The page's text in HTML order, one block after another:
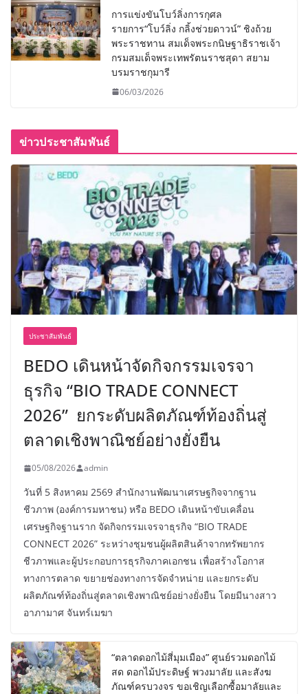
การแข่งขันโบว์ลิ่งการกุศล
รายการ“โบว์ลิ่ง กลิ้งช่วยดาวน์” ชิงถ้วย
พระราชทาน สมเด็จพระกนิษฐาธิราชเจ้า
กรมสมเด็จพระเทพรัตนราชสุดา สยาม
บรมราชกุมารี
06/03/2026
ข่าวประชาสัมพันธ์
ประชาสัมพันธ์
BEDO เดินหน้าจัดกิจกรรมเจรจา
ธุรกิจ “BIO TRADE CONNECT
2026” ยกระดับผลิตภัณฑ์ท้องถิ่นสู่
ตลาดเชิงพาณิชย์อย่างยั่งยืน
05/08/2026 admin
วันที่ 5 สิงหาคม 2569 สำนักงานพัฒนาเศรษฐกิจจากฐาน
ชีวภาพ (องค์การมหาชน) หรือ BEDO เดินหน้าขับเคลื่อน
เศรษฐกิจฐานราก จัดกิจกรรมเจรจาธุรกิจ “BIO TRADE
CONNECT 2026” ระหว่างชุมชนผู้ผลิตสินค้าจากทรัพยากร
ชีวภาพและผู้ประกอบการธุรกิจภาคเอกชน เพื่อสร้างโอกาส
ทางการตลาด ขยายช่องทางการจัดจำหน่าย และยกระดับ
ผลิตภัณฑ์ท้องถิ่นสู่ตลาดเชิงพาณิชย์อย่างยั่งยืน โดยมีนางสาว
อาภามาศ จันทร์เมฆา
“ตลาดดอกไม้สี่มุมเมือง” ศูนย์รวมดอกไม้
สด ดอกไม้ประดิษฐ์ พวงมาลัย และสังฆ
ภัณฑ์ครบวงจร ขอเชิญเลือกซื้อมาลัยและ